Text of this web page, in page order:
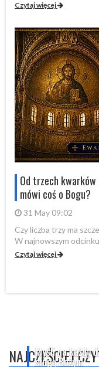
Czytaj więcej
Od trzech
mówi coś o Bogu?
31 May 09:02
Czy liczba trzy ma
W najnowszym odcinku
Czytaj więcej
NAJCZĘŚCIEJ
Myśli na każdy
sługą Bożym